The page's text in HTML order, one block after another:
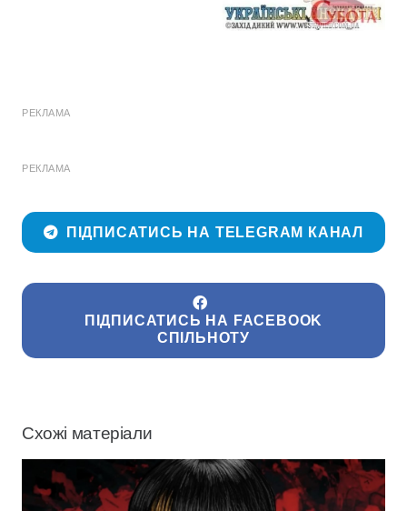
РЕКЛАМА
РЕКЛАМА
ПІДПИСАТИСЬ НА TELEGRAM КАНАЛ
ПІДПИСАТИСЬ НА FACEBOOK
СПІЛЬНОТУ
Схожі матеріали